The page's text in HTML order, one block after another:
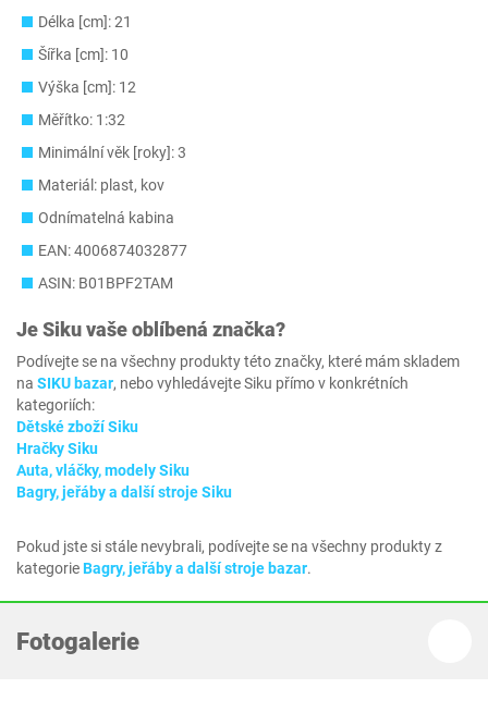
Délka [cm]: 21
Šířka [cm]: 10
Výška [cm]: 12
Měřítko: 1:32
Minimální věk [roky]: 3
Materiál: plast, kov
Odnímatelná kabina
EAN: 4006874032877
ASIN: B01BPF2TAM
JeSikuvaše oblíbená značka?
Podívejte se na všechny produkty této značky, které mám skladem
na SIKU bazar, nebo vyhledávejte Siku přímo v konkrétních
kategoriích:
Dětské zboží Siku
Hračky Siku
Auta, vláčky, modely Siku
Bagry, jeřáby a další stroje Siku
Pokud jste si stále nevybrali, podívejte se na všechny produkty z
kategorieBagry, jeřáby a další stroje bazar.
Fotogalerie